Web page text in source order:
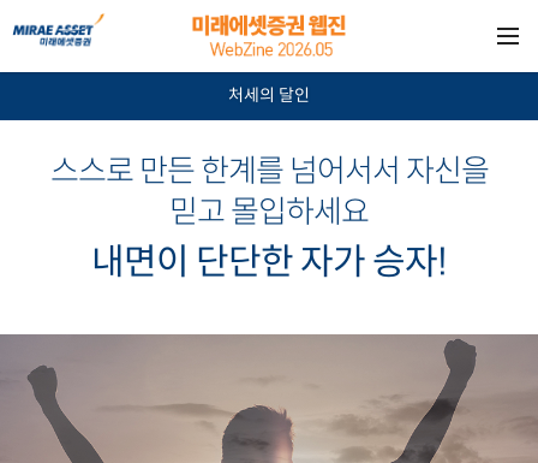
처세의 달인
스스로 만든 한계를 넘어서서 자신을
믿고 몰입하세요
내면이 단단한 자가 승자!